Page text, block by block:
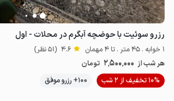
رزرو سوئیت با حوضچه آبگرم در محلات - اول
1 خوابه . 45 متر . تا 4 مهمان 4.6 (51 نظر)
هر شب از 2٬500٬000 تومان
10% تخفیف از 2 شب
100+ رزرو موفق